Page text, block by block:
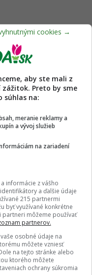
ruží je jeseň,
na výsadbu
sú citlivé na
vždy namáčame
ruže
je pôda
jedince.
aby ste mali z
zážitok. Preto by sme
súhlas na:
meranie reklamy a
a vývoj služieb
na zariadení
informácie z vášho
a ďalšie údaje
215 partnermi
byť využívané konkrétne
partneri môžeme používať
partnerov.
osobné údaje na
môžete vzniesť
na tejto stránke alebo
ktorého môžete
ochrany súkromia